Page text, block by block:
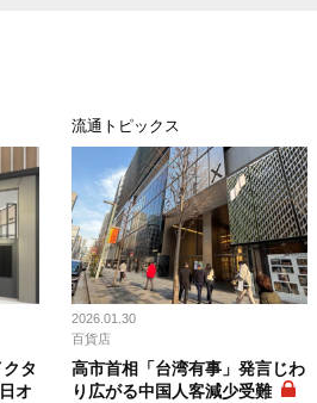
タ
オ
流通トピックス
2026.01.30
百貨店
高市首相「台湾有事」発言じわ
り広がる中国人客減少受難